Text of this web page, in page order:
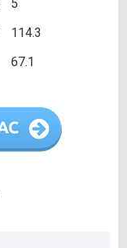
5
114.3
67.1